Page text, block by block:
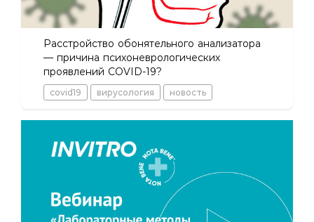
Расстройство обонятельного анализатора
— причина психоневрологических
проявлений COVID-19?
covid19 вирусология новость